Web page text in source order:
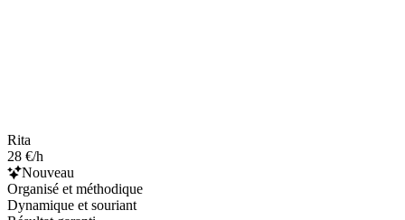
Rita
28 €/h
Nouveau
Organisé et méthodique
Dynamique et souriant